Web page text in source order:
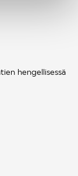
hengellisessä